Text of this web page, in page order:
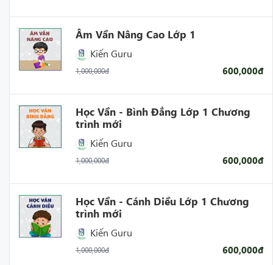
Âm Vần Nâng Cao Lớp 1
Kiến Guru
1,000,000đ 600,000đ
Học Vần - Bình Đẳng Lớp 1 Chương
trình mới
Kiến Guru
1,000,000đ 600,000đ
Học Vần - Cánh Diều Lớp 1 Chương
trình mới
Kiến Guru
1,000,000đ 600,000đ